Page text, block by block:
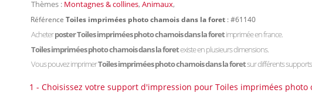
Thèmes : Montagnes & collines, Animaux,
Référence Toiles imprimées photo chamois dans la foret : #61140
Acheterposter Toiles imprimées photo chamois dans la foretimprimée en france.
Toiles imprimées photo chamois dans la foretexiste en plusieurs dimensions.
Vous pouvez imprimerToiles imprimées photo chamois dans la foretsur différents supports
1 - Choisissez votre support d'impression pour Toiles imprimées photo